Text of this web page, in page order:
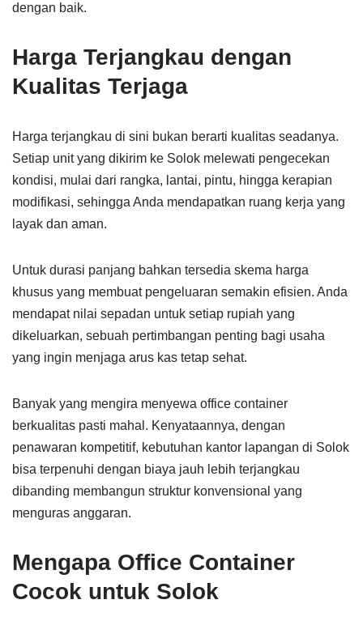
dengan baik.
Harga Terjangkau dengan
Kualitas Terjaga
Harga terjangkau di sini bukan berarti kualitas seadanya.
Setiap unit yang dikirim ke Solok melewati pengecekan
kondisi, mulai dari rangka, lantai, pintu, hingga kerapian
modifikasi, sehingga Anda mendapatkan ruang kerja yang
layak dan aman.
Untuk durasi panjang bahkan tersedia skema harga
khusus yang membuat pengeluaran semakin efisien. Anda
mendapat nilai sepadan untuk setiap rupiah yang
dikeluarkan, sebuah pertimbangan penting bagi usaha
yang ingin menjaga arus kas tetap sehat.
Banyak yang mengira menyewa office container
berkualitas pasti mahal. Kenyataannya, dengan
penawaran kompetitif, kebutuhan kantor lapangan di Solok
bisa terpenuhi dengan biaya jauh lebih terjangkau
dibanding membangun struktur konvensional yang
menguras anggaran.
Mengapa Office Container
Cocok untuk Solok